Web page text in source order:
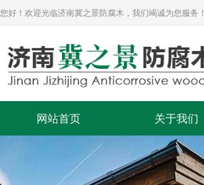
您好！欢迎光临济南冀之景防腐木，我们竭诚为您服务！
网站首页 关于我们